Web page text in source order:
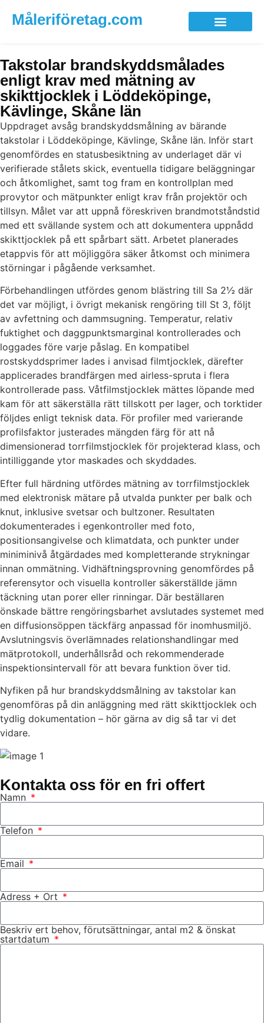
Måleriföretag.com
Takstolar brandskyddsmålades
enligt krav med mätning av
skikttjocklek i Löddeköpinge,
Kävlinge, Skåne län
Uppdraget avsåg brandskyddsmålning av bärande
takstolar i Löddeköpinge, Kävlinge, Skåne län. Inför start
genomfördes en statusbesiktning av underlaget där vi
verifierade stålets skick, eventuella tidigare beläggningar
och åtkomlighet, samt tog fram en kontrollplan med
provytor och mätpunkter enligt krav från projektör och
tillsyn. Målet var att uppnå föreskriven brandmotståndstid
med ett svällande system och att dokumentera uppnådd
skikttjocklek på ett spårbart sätt. Arbetet planerades
etappvis för att möjliggöra säker åtkomst och minimera
störningar i pågående verksamhet.
Förbehandlingen utfördes genom blästring till Sa 2½ där
det var möjligt, i övrigt mekanisk rengöring till St 3, följt
av avfettning och dammsugning. Temperatur, relativ
fuktighet och daggpunktsmarginal kontrollerades och
loggades före varje påslag. En kompatibel
rostskyddsprimer lades i anvisad filmtjocklek, därefter
applicerades brandfärgen med airless-spruta i flera
kontrollerade pass. Våtfilmstjocklek mättes löpande med
kam för att säkerställa rätt tillskott per lager, och torktider
följdes enligt teknisk data. För profiler med varierande
profilsfaktor justerades mängden färg för att nå
dimensionerad torrfilmstjocklek för projekterad klass, och
intilliggande ytor maskades och skyddades.
Efter full härdning utfördes mätning av torrfilmstjocklek
med elektronisk mätare på utvalda punkter per balk och
knut, inklusive svetsar och bultzoner. Resultaten
dokumenterades i egenkontroller med foto,
positionsangivelse och klimatdata, och punkter under
miniminivå åtgärdades med kompletterande strykningar
innan ommätning. Vidhäftningsprovning genomfördes på
referensytor och visuella kontroller säkerställde jämn
täckning utan porer eller rinningar. Där beställaren
önskade bättre rengöringsbarhet avslutades systemet med
en diffusionsöppen täckfärg anpassad för inomhusmiljö.
Avslutningsvis överlämnades relationshandlingar med
mätprotokoll, underhållsråd och rekommenderade
inspektionsintervall för att bevara funktion över tid.
Nyfiken på hur brandskyddsmålning av takstolar kan
genomföras på din anläggning med rätt skikttjocklek och
tydlig dokumentation – hör gärna av dig så tar vi det
vidare.
Kontakta oss för en fri offert
Namn
Telefon
Email
Adress + Ort
Beskriv ert behov, förutsättningar, antal m2 & önskat
startdatum